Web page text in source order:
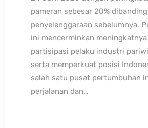
pameran sebesar 20%
penyelenggaraan sebelumnya.
ini mencerminkan
partisipasi pelaku industri
serta memperkuat posisi
salah satu pusat pertumbuhan
perjalanan dan…